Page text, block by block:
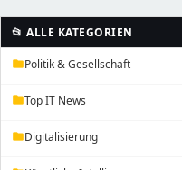
📂 ALLE KATEGORIEN
folderPolitik & Gesellschaft
folderTop IT News
folderDigitalisierung